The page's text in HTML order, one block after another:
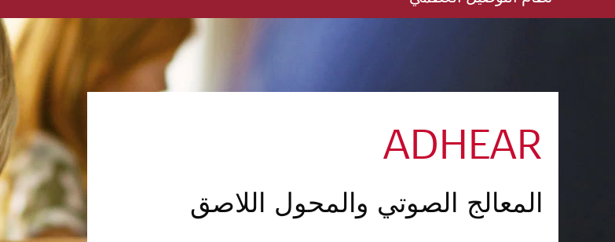
ADHEAR
المعالج الصوتي والمحول اللاصق